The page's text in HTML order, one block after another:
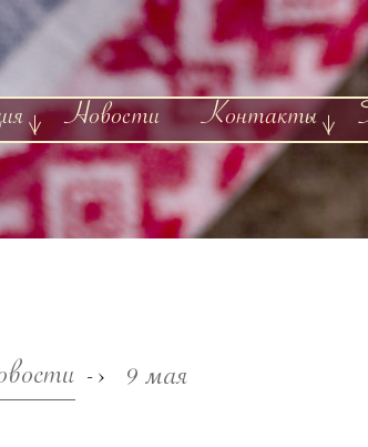
Новости Контакты
-> 9 мая